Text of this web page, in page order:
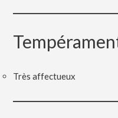
Très affectueux